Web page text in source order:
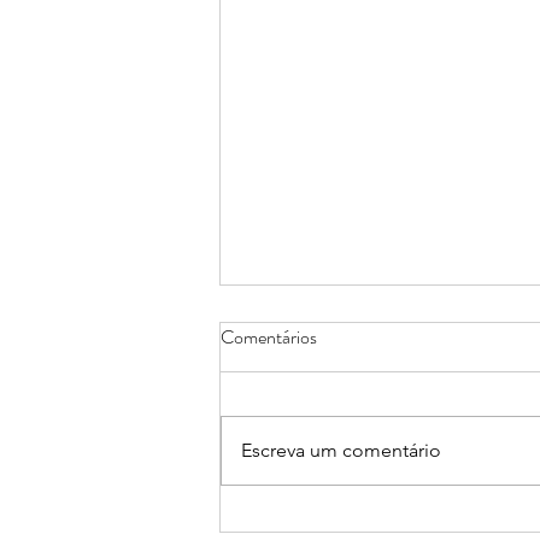
13 e 14/08: III Seminário Escrita,
Comentários
Escreva um comentário